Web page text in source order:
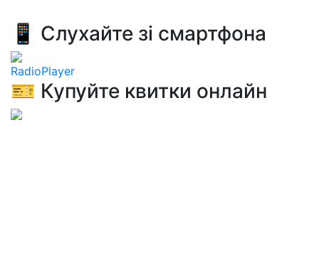
📱 Слухайте зі смартфона
RadioPlayer
🎫 Купуйте квитки онлайн